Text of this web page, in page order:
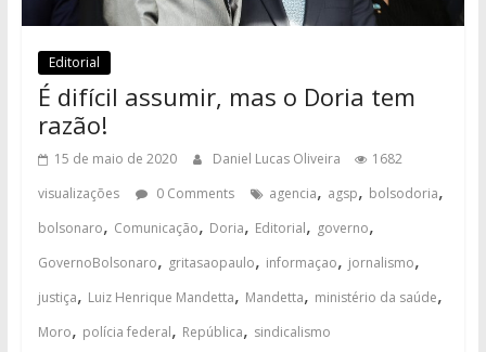
Editorial
É difícil assumir, mas o Doria tem
razão!
15 de maio de 2020 Daniel Lucas Oliveira
1682
visualizações
0 Comments agencia, agsp, bolsodoria,
bolsonaro, Comunicação, Doria, Editorial, governo,
GovernoBolsonaro, gritasaopaulo, informaçao, jornalismo,
justiça, Luiz Henrique Mandetta, Mandetta, ministério da saúde,
Moro, polícia federal, República, sindicalismo